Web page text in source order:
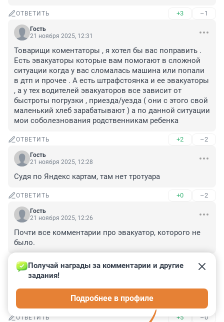
ОТВЕТИТЬ +3 –1
Гость
21 ноября 2025, 12:31
Товарищи коментаторы , я хотел бы вас поправить .
Есть эвакуаторы которые вам помогают в сложной
ситуации когда у вас сломалась машина или попали
в дтп и прочее . А есть штрафстоянка и ее эвакуаторы
, а у тех водителей эвакуаторов все зависит от
быстроты погрузки , приезда/уезда ( они с этого свой
маленький хлеб зарабатывают ) а по данной ситуации
мои соболезнования родственникам ребенка
ОТВЕТИТЬ +2 –2
Гость
21 ноября 2025, 12:28
Судя по Яндекс картам, там нет тротуара
ОТВЕТИТЬ +0 –2
Гость
21 ноября 2025, 12:26
Почти все комментарии про эвакуатор, которого не
было.
ОТВЕТИТЬ –1
Гость
Бедный ребенок. И бедные родители!
ОТВЕТИТЬ +5 –0
Получай награды за комментарии и другие
задания!
Подробнее в профиле